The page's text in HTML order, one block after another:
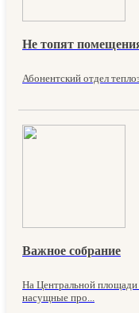
Не топят
Абонентский отдел
Важное собрание
На Центральной
насущные про...